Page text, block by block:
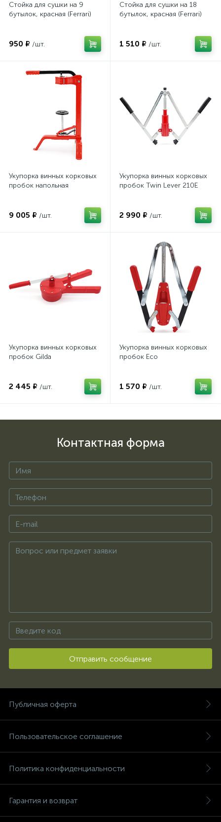
Стойка для сушки на 9
бутылок, красная (Ferrari)
950 ₽ /шт.
Стойка для сушки на 18
бутылок, красная (Ferrari)
1 510 ₽ /шт.
Укупорка винных корковых
пробок напольная
9 005 ₽ /шт.
Укупорка винных корковых
пробок Twin Lever 210E
2 990 ₽ /шт.
Укупорка винных корковых
пробок Gilda
2 445 ₽ /шт.
Укупорка винных корковых
пробок Eco
1 570 ₽ /шт.
Контактная форма
Отправить сообщение
Публичная оферта
Пользовательское соглашение
Политика конфиденциальности
Гарантия и возврат